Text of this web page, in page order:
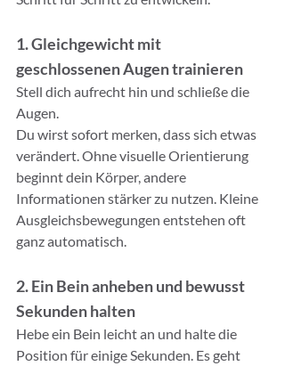
1. Gleichgewicht mit
geschlossenen Augen trainieren
Stell dich aufrecht hin und schließe die
Augen.
Du wirst sofort merken, dass sich etwas
verändert. Ohne visuelle Orientierung
beginnt dein Körper, andere
Informationen stärker zu nutzen. Kleine
Ausgleichsbewegungen entstehen oft
ganz automatisch.
2. Ein Bein anheben und bewusst
Sekunden halten
Hebe ein Bein leicht an und halte die
Position für einige Sekunden. Es geht